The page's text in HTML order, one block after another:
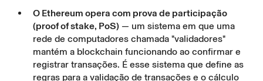
O Ethereum opera com prova de participação
(proof of stake, PoS) — um sistema em que uma
rede de computadores chamada "validadores"
mantém a blockchain funcionando ao confirmar e
registrar transações. É esse sistema que define as
regras para a validação de transações e o cálculo